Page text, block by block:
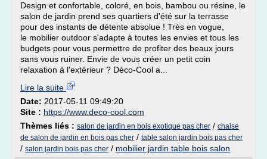
Design et confortable, coloré, en bois, bambou ou résine, le
salon de jardin prend ses quartiers d'été sur la terrasse
pour des instants de détente absolue ! Très en vogue,
le mobilier outdoor s'adapte à toutes les envies et tous les
budgets pour vous permettre de profiter des beaux jours
sans vous ruiner. Envie de vous créer un petit coin
relaxation à l'extérieur ? Déco-Cool a...
Lire la suite
Date: 2017-05-11 09:49:20
Site : https://www.deco-cool.com
Thèmes liés : salon de jardin en bois exotique pas cher / chaise
de salon de jardin en bois pas cher / table salon jardin bois pas cher
/ salon jardin bois pas cher / mobilier jardin table bois salon